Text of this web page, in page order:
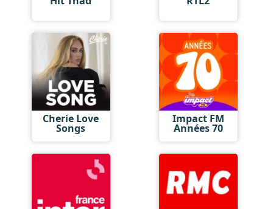
Cherie Love
Songs
Impact FM
Années 70